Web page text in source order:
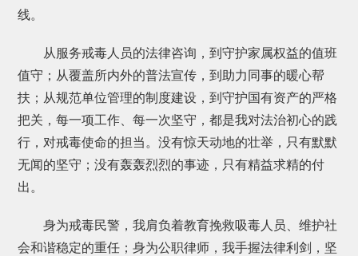
线。
从服务戒毒人员的法律咨询，到守护家属权益的值班
值守；从覆盖所内外的普法宣传，到助力同事的暖心帮
扶；从规范单位管理的制度建设，到守护国有资产的严格
把关，每一项工作、每一次坚守，都是我对法治初心的践
行，对戒毒使命的担当。没有惊天动地的壮举，只有默默
无闻的坚守；没有轰轰烈烈的事迹，只有精益求精的付
出。
身为戒毒民警，我肩负着教育挽救吸毒人员、维护社
会和谐稳定的重任；身为公职律师，我手握法律利剑，坚